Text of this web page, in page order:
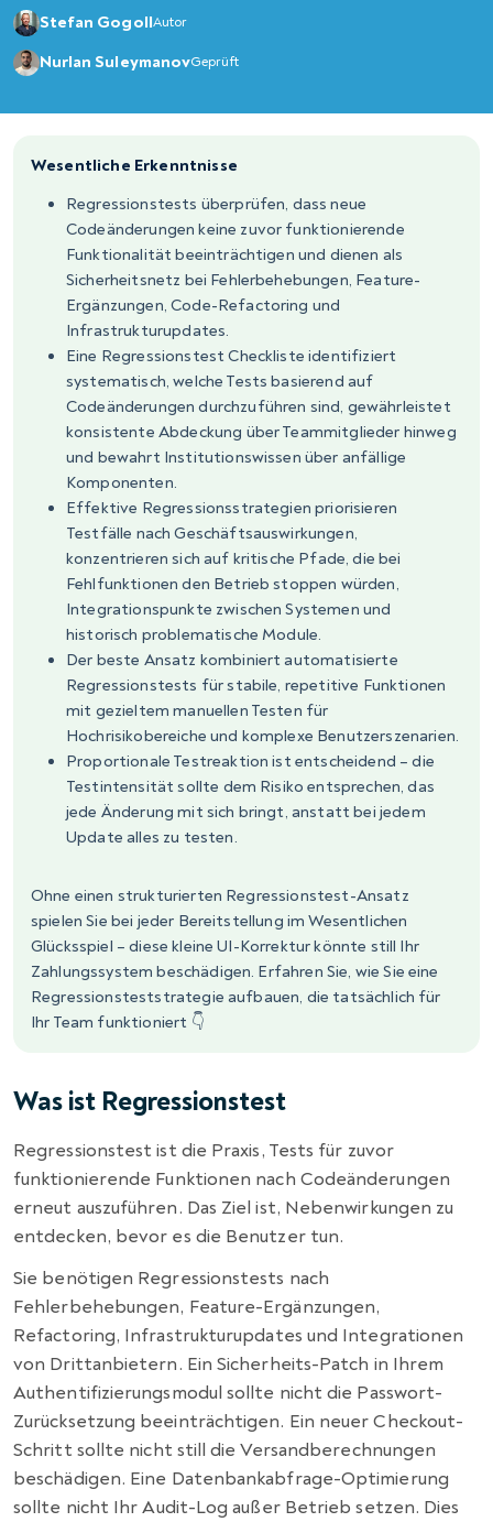
Stefan GogollAutor
Nurlan SuleymanovGeprüft
Wesentliche Erkenntnisse
Regressionstests überprüfen, dass neue
Codeänderungen keine zuvor funktionierende
Funktionalität beeinträchtigen und dienen als
Sicherheitsnetz bei Fehlerbehebungen, Feature-
Ergänzungen, Code-Refactoring und
Infrastrukturupdates.
Eine Regressionstest Checkliste identifiziert
systematisch, welche Tests basierend auf
Codeänderungen durchzuführen sind, gewährleistet
konsistente Abdeckung über Teammitglieder hinweg
und bewahrt Institutionswissen über anfällige
Komponenten.
Effektive Regressionsstrategien priorisieren
Testfälle nach Geschäftsauswirkungen,
konzentrieren sich auf kritische Pfade, die bei
Fehlfunktionen den Betrieb stoppen würden,
Integrationspunkte zwischen Systemen und
historisch problematische Module.
Der beste Ansatz kombiniert automatisierte
Regressionstests für stabile, repetitive Funktionen
mit gezieltem manuellen Testen für
Hochrisikobereiche und komplexe Benutzerszenarien.
Proportionale Testreaktion ist entscheidend – die
Testintensität sollte dem Risiko entsprechen, das
jede Änderung mit sich bringt, anstatt bei jedem
Update alles zu testen.
Ohne einen strukturierten Regressionstest-Ansatz
spielen Sie bei jeder Bereitstellung im Wesentlichen
Glücksspiel – diese kleine UI-Korrektur könnte still Ihr
Zahlungssystem beschädigen. Erfahren Sie, wie Sie eine
Regressionsteststrategie aufbauen, die tatsächlich für
Ihr Team funktioniert 👇
Was ist Regressionstest
Regressionstest ist die Praxis, Tests für zuvor
funktionierende Funktionen nach Codeänderungen
erneut auszuführen. Das Ziel ist, Nebenwirkungen zu
entdecken, bevor es die Benutzer tun.
Sie benötigen Regressionstests nach
Fehlerbehebungen, Feature-Ergänzungen,
Refactoring, Infrastrukturupdates und Integrationen
von Drittanbietern. Ein Sicherheits-Patch in Ihrem
Authentifizierungsmodul sollte nicht die Passwort-
Zurücksetzung beeinträchtigen. Ein neuer Checkout-
Schritt sollte nicht still die Versandberechnungen
beschädigen. Eine Datenbankabfrage-Optimierung
sollte nicht Ihr Audit-Log außer Betrieb setzen. Dies